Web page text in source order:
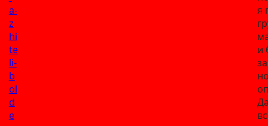
a-
z
hi
te
li-
b
ol
d
e
я
и